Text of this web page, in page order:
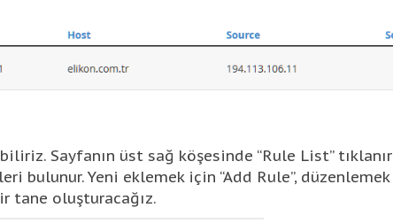
Sayfanın üst sağ köşesinde “Rule List” tıklanır
bulunur. Yeni eklemek için “Add Rule”, düzenlemek
tane oluşturacağız.